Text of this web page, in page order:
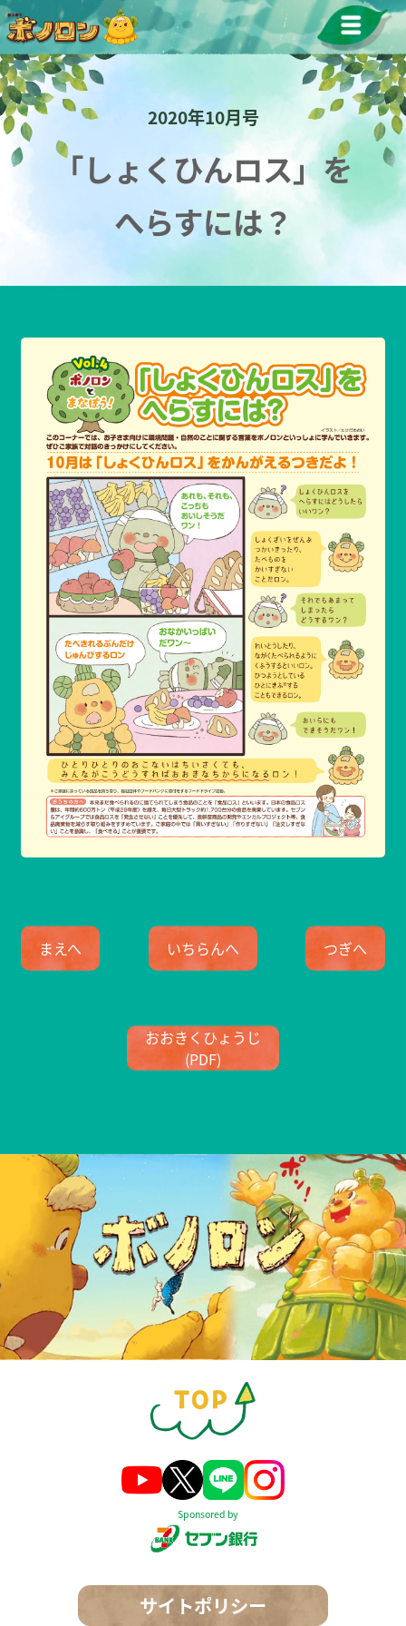
2020年10月号
「しょくひんロス」を
へらすには？
まえへ いちらんへ つぎへ
おおきくひょうじ
(PDF)
Sponsored by
サイトポリシー